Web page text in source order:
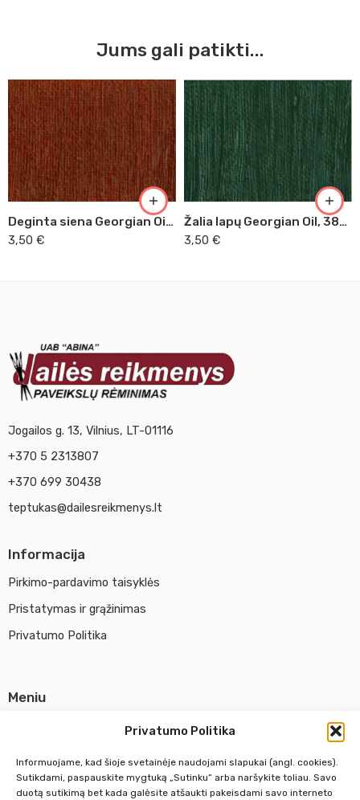
Privatumo Politika
Informuojame, kad šioje svetainėje naudojami slapukai (angl. cookies).
Sutikdami, paspauskite mygtuką „Sutinku“ arba naršykite toliau. Savo
duotą sutikimą bet kada galėsite atšaukti pakeisdami savo interneto
Jums gali patikti...
Deginta siena Georgian Oil, 38ml (221)
3,50 €
Žalia lapų Georgian Oil, 38ml (352)
3,50 €
Jogailos g. 13, Vilnius, LT-01116
+370 5 2313807
+370 699 30438
teptukas@dailesreikmenys.lt
Informacija
Pirkimo-pardavimo taisyklės
Pristatymas ir grąžinimas
Privatumo Politika
Meniu
Susisiekti su mumis